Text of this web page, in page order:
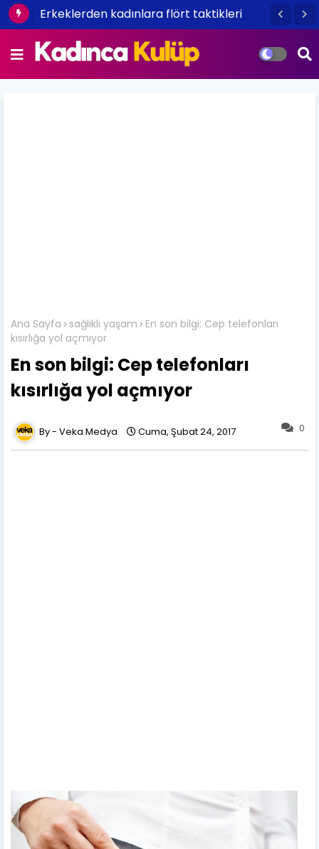
Erkeklerden kadınlara flört taktikleri
Ana Sayfa sağlıklı yaşam
En son bilgi: Cep telefonları
kısırlığa yol açmıyor
En son bilgi: Cep telefonları
kısırlığa yol açmıyor
0
Veka Medya Cuma, Şubat 24, 2017